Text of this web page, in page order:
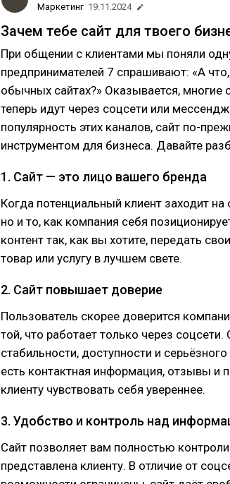
Маркетинг 19.11.2024
Зачем тебе сайт для твоего
При общении с клиентами мы поняли
предпринимателей 7 спрашивают: «А
обычных сайтах?» Оказывается, многие
теперь идут через соцсети или
популярность этих каналов, сайт по-
инструментом для бизнеса. Давайте
1. Сайт — это лицо вашего бренда
Когда потенциальный клиент заходит на
но и то, как компания себя
контент так, как вы хотите, передать
товар или услугу в лучшем свете.
2. Сайт повышает доверие
Пользователь скорее доверится
той, что работает только через соцсети.
стабильности, доступности и
есть контактная информация, отзывы и
клиенту чувствовать себя увереннее.
3. Удобство и контроль над
Сайт позволяет вам полностью
представлена клиенту. В отличие от